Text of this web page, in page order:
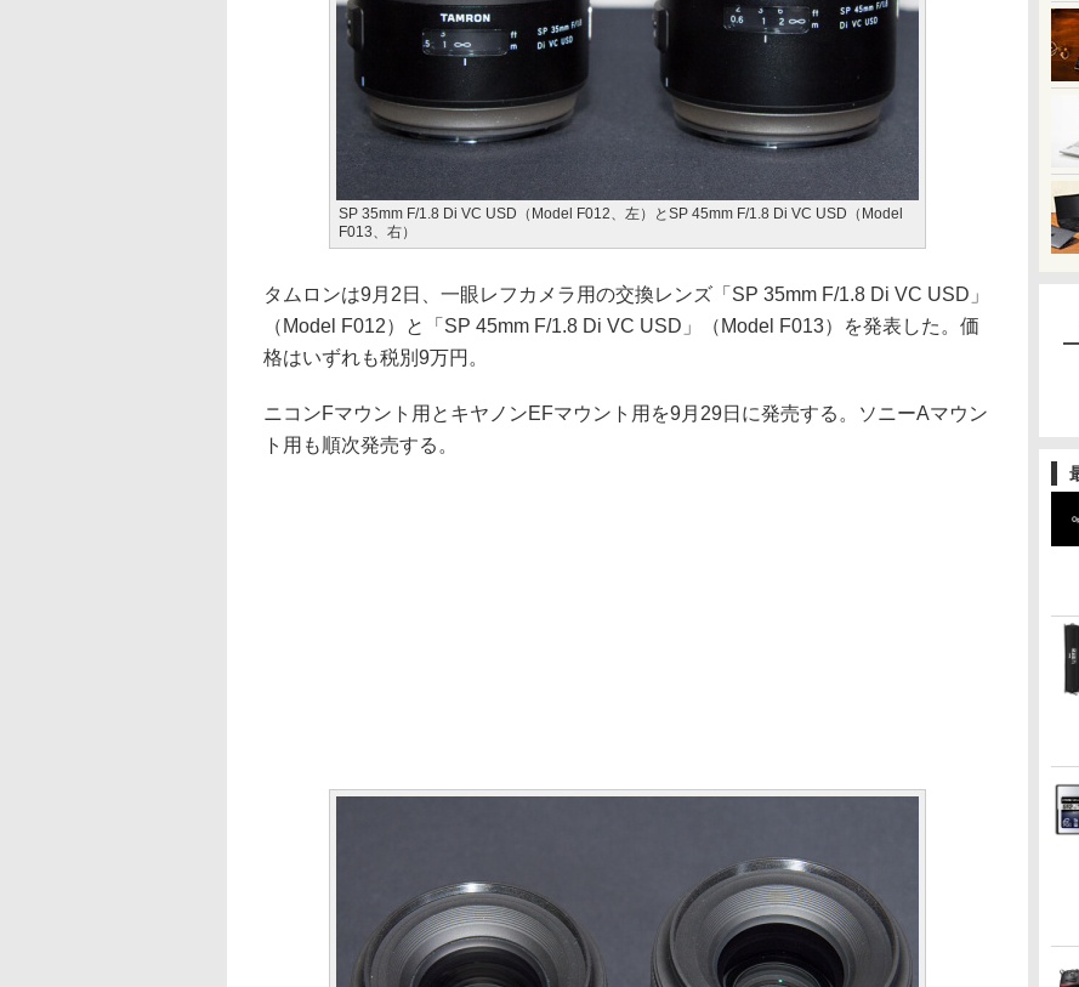
SP 35mm F/1.8 Di VC USD（Model F012、左）とSP 45mm F/1.8 Di VC USD（Model
F013、右）
タムロンは9月2日、一眼レフカメラ用の交換レンズ「SP 35mm F/1.8 Di VC USD」
（Model F012）と「SP 45mm F/1.8 Di VC USD」（Model F013）を発表した。価
格はいずれも税別9万円。
ニコンFマウント用とキヤノンEFマウント用を9月29日に発売する。ソニーAマウン
ト用も順次発売する。